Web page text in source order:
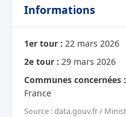
Informations
1er tour : 22 mars 2026
2e tour : 29 mars 2026
Communes concernées :
France
Source : data.gouv.fr /